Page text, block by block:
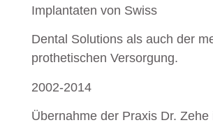
Implantaten von Swiss
Dental Solutions als auch der
prothetischen Versorgung.
2002-2014
Übernahme der Praxis Dr. Zehe